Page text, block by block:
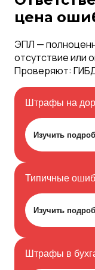
цена
ЭПЛ —
отсутствие или
Проверяют:
Штрафы на
Изучить
Типичные
Изучить
Штрафы в